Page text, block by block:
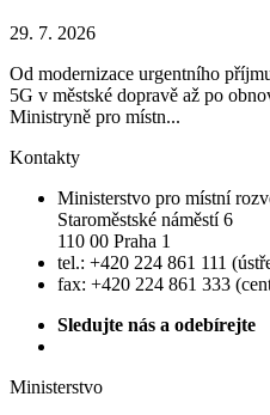
29. 7. 2026
Od modernizace urgentního
5G v městské dopravě až po
Ministryně pro místn...
Kontakty
Ministerstvo pro místní
Staroměstské náměstí 6
110 00 Praha 1
tel.: +420 224 861 111
fax: +420 224 861 333
Sledujte nás a odebírejte
Ministerstvo